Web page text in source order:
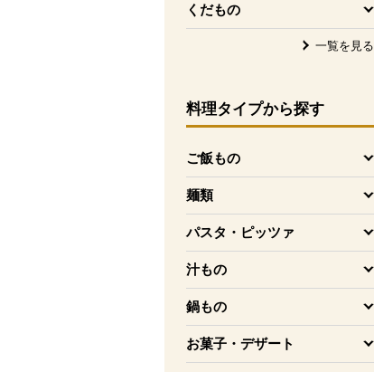
くだもの
を開く
一覧を見る
料理タイプから探す
ご飯もの
を開く
麺類
を開く
パスタ・ピッツァ
を開く
汁もの
を開く
鍋もの
を開く
お菓子・デザート
を開く